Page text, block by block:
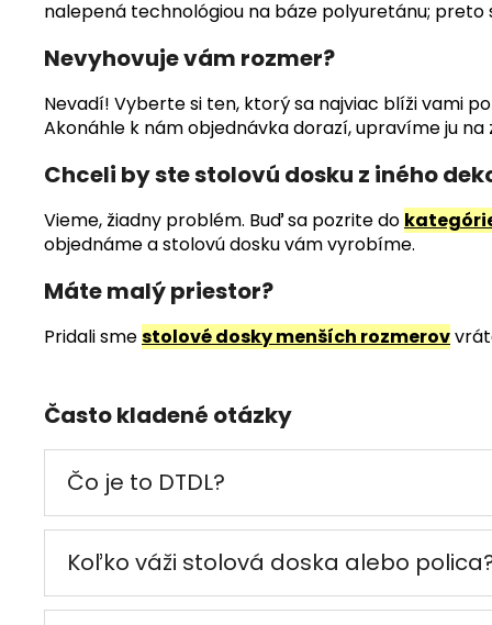
nalepená technológiou na báze polyuretánu;
Nevyhovuje vám rozmer?
Nevadí! Vyberte si ten, ktorý sa najviac blíži vami
Akonáhle k nám objednávka dorazí, upravíme ju na
Chceli by ste stolovú dosku z iného
Vieme, žiadny problém. Buď sa pozrite do
objednáme a stolovú dosku vám vyrobíme.
Máte malý priestor?
Pridali smestolové dosky menších rozmerov
Často kladené otázky
Čo je to DTDL?
Koľko váži stolová doska alebo